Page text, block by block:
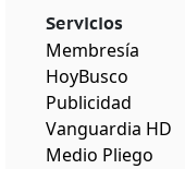
Servicios
Membresía
HoyBusco
Publicidad
Vanguardia HD
Medio Pliego